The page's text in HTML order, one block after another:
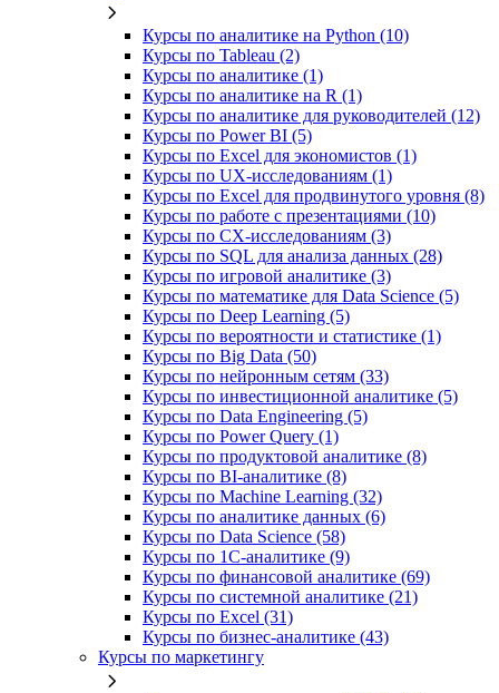
Курсы по аналитике на Python (10)
Курсы по Tableau (2)
Курсы по аналитике (1)
Курсы по аналитике на R (1)
Курсы по аналитике для руководителей (12)
Курсы по Power BI (5)
Курсы по Excel для экономистов (1)
Курсы по UX‑исследованиям (1)
Курсы по Excel для продвинутого уровня (8)
Курсы по работе с презентациями (10)
Курсы по CX-исследованиям (3)
Курсы по SQL для анализа данных (28)
Курсы по игровой аналитике (3)
Курсы по математике для Data Science (5)
Курсы по Deep Learning (5)
Курсы по вероятности и статистике (1)
Курсы по Big Data (50)
Курсы по нейронным сетям (33)
Курсы по инвестиционной аналитике (5)
Курсы по Data Engineering (5)
Курсы по Power Query (1)
Курсы по продуктовой аналитике (8)
Курсы по BI‑аналитике (8)
Курсы по Machine Learning (32)
Курсы по аналитике данных (6)
Курсы по Data Science (58)
Курсы по 1С‑аналитике (9)
Курсы по финансовой аналитике (69)
Курсы по системной аналитике (21)
Курсы по Excel (31)
Курсы по бизнес‑аналитике (43)
Курсы по маркетингу